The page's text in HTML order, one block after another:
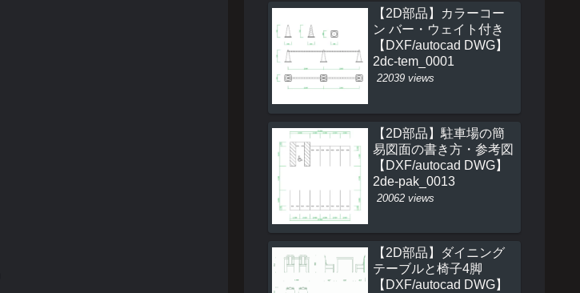
【2D部品】カラーコー
ン バー・ウェイト付き
【DXF/autocad DWG】
2dc-tem_0001
22039 views
【2D部品】駐車場の簡
易図面の書き方・参考図
【DXF/autocad DWG】
2de-pak_0013
20062 views
【2D部品】ダイニング
テーブルと椅子4脚
【DXF/autocad DWG】